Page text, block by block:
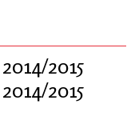
2015
2015